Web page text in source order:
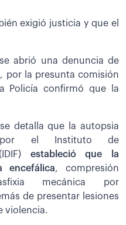
exigió justicia y que el
abrió una denuncia de
por la presunta comisión
Policía confirmó que la
detalla que la autopsia
por el Instituto de
estableció que la
encefálica, compresión
mecánica por
de presentar lesiones
violencia.